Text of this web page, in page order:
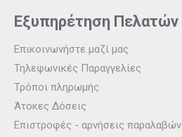
Εξυπηρέτηση Πελατών
Επικοινωνήστε μαζί μας
Τηλεφωνικές Παραγγελίες
Τρόποι πληρωμής
Άτοκες Δόσεις
Επιστροφές - αρνήσεις παραλαβών